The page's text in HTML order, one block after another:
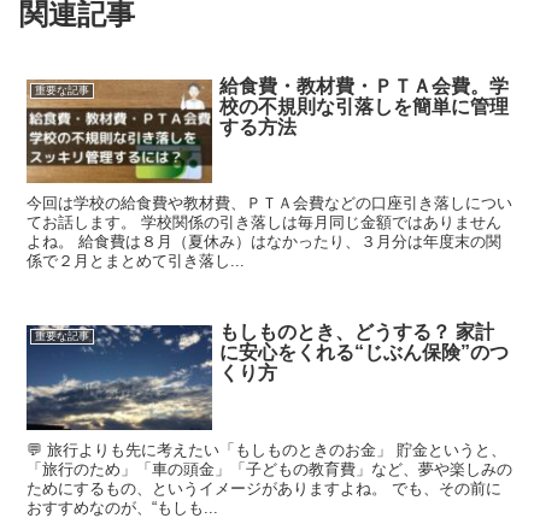
関連記事
重要な記事
給食費・教材費・ＰＴＡ会費。学
校の不規則な引落しを簡単に管理
する方法
今回は学校の給食費や教材費、ＰＴＡ会費などの口座引き落しについ
てお話します。 学校関係の引き落しは毎月同じ金額ではありません
よね。 給食費は８月（夏休み）はなかったり、３月分は年度末の関
係で２月とまとめて引き落し...
重要な記事
もしものとき、どうする？ 家計
に安心をくれる“じぶん保険”のつ
くり方
💬 旅行よりも先に考えたい「もしものときのお金」 貯金というと、
「旅行のため」「車の頭金」「子どもの教育費」など、夢や楽しみの
ためにするもの、というイメージがありますよね。 でも、その前に
おすすめなのが、“もしも...